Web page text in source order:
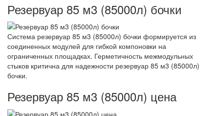
Резервуар 85 м3 (85000л) бочки
Система резервуар 85 м3 (85000л) бочки формируется из
соединенных модулей для гибкой компоновки на
ограниченных площадках. Герметичность межмодульных
стыков критична для надежности резервуар 85 м3 (85000л)
бочки.
Резервуар 85 м3 (85000л) цена